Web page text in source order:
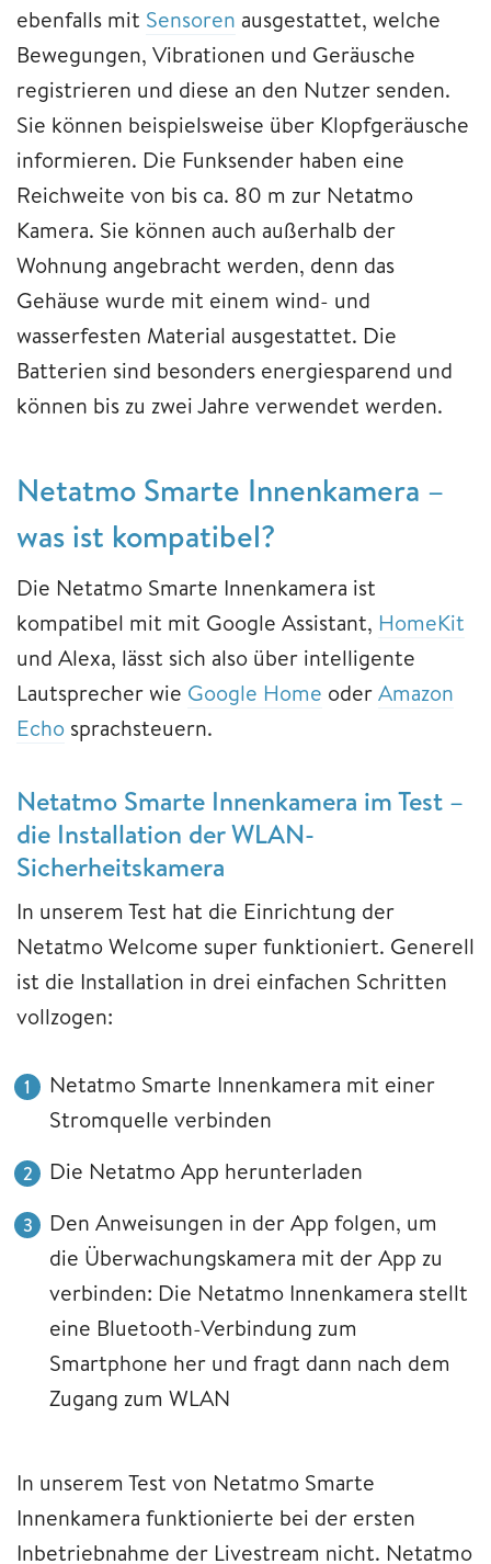
ebenfalls mit Sensoren ausgestattet, welche
Bewegungen, Vibrationen und Geräusche
registrieren und diese an den Nutzer senden.
Sie können beispielsweise über Klopfgeräusche
informieren. Die Funksender haben eine
Reichweite von bis ca. 80 m zur Netatmo
Kamera. Sie können auch außerhalb der
Wohnung angebracht werden, denn das
Gehäuse wurde mit einem wind- und
wasserfesten Material ausgestattet. Die
Batterien sind besonders energiesparend und
können bis zu zwei Jahre verwendet werden.
Netatmo Smarte Innenkamera –
was ist kompatibel?
Die Netatmo Smarte Innenkamera ist
kompatibel mit mit Google Assistant, HomeKit
und Alexa, lässt sich also über intelligente
Lautsprecher wie Google Home oderAmazon
Echo sprachsteuern.
Netatmo Smarte Innenkamera im Test –
die Installation der WLAN-
Sicherheitskamera
In unserem Test hat die Einrichtung der
Netatmo Welcome super funktioniert. Generell
ist die Installation in drei einfachen Schritten
vollzogen:
Netatmo Smarte Innenkamera mit einer
Stromquelle verbinden
Die Netatmo App herunterladen
Den Anweisungen in der App folgen, um
die Überwachungskamera mit der App zu
verbinden: Die Netatmo Innenkamera stellt
eine Bluetooth-Verbindung zum
Smartphone her und fragt dann nach dem
Zugang zum WLAN
In unserem Test von Netatmo Smarte
Innenkamera funktionierte bei der ersten
Inbetriebnahme der Livestream nicht. Netatmo